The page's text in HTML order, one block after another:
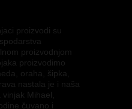
proizvodi su
proizvodnjom
proizvodimo
oraha, šipka,
nastala je i naša
Mihael,
čuvano i